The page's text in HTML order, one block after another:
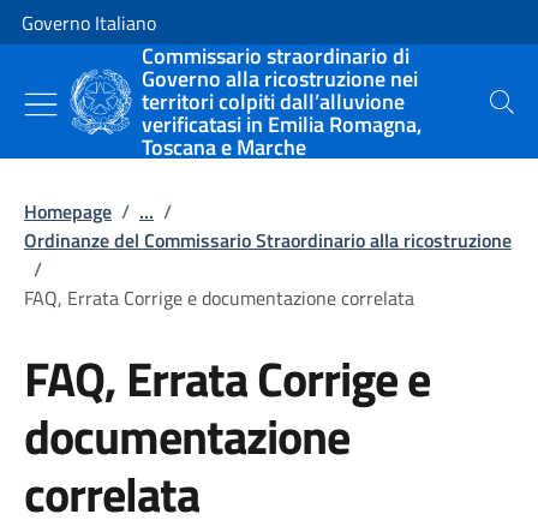
Vai al contenuto
Vai alla navigazione del sito
Governo Italiano
Commissario straordinario di
Governo alla ricostruzione nei
territori colpiti dall’alluvione
verificatasi in Emilia Romagna,
Toscana e Marche
Cerca
Homepage / ... /
Ordinanze del Commissario Straordinario alla ricostruzione
/
FAQ, Errata Corrige e documentazione correlata
FAQ, Errata Corrige e
documentazione
correlata